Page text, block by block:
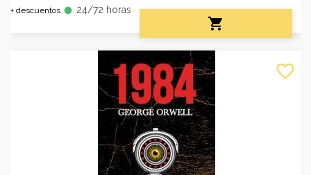
+ descuentos fiber_manual_record 24/72 horas

favorite_border